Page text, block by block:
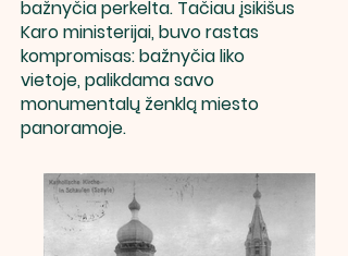
bažnyčia perkelta. Tačiau įsikišus
Karo ministerijai, buvo rastas
kompromisas: bažnyčia liko
vietoje, palikdama savo
monumentalų ženklą miesto
panoramoje.